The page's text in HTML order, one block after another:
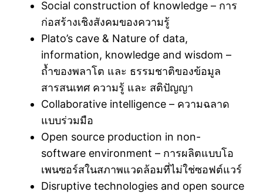
Social construction of knowledge – การ
ก่อสร้างเชิงสังคมของความรู้
Plato’s cave & Nature of data,
information, knowledge and wisdom –
ถ้ำของพลาโต และ ธรรมชาติของข้อมูล
สารสนเทศ ความรู้ และ สติปัญญา
Collaborative intelligence – ความฉลาด
แบบร่วมมือ
Open source production in non-
software environment – การผลิตแบบโอ
เพนซอร์สในสภาพแวดล้อมที่ไม่ใช่ซอฟต์แวร์
Disruptive technologies and open source